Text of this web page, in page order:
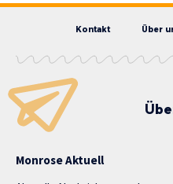
Kontakt Über
Monrose Aktuell